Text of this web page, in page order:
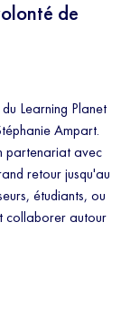
de
Learning Planet
Ampart.
partenariat avec
retour jusqu'au
étudiants, ou
collaborer autour